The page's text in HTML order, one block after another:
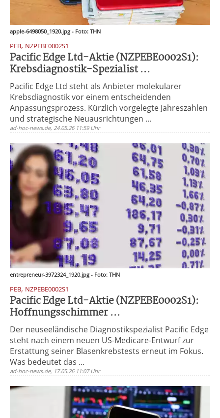
apple-6498050_1920.jpg - Foto: THN
PEB, NZPEBE0002S1
Pacific Edge Ltd-Aktie (NZPEBE0002S1):
Krebsdiagnostik-Spezialist ...
Pacific Edge Ltd steht als Anbieter molekularer
Krebsdiagnostik vor einem entscheidenden
Anpassungsprozess. Kürzlich vorgelegte Jahreszahlen
und strategische Neuausrichtungen ...
ad-hoc-news.de, 24.05.26 11:59 Uhr
entrepreneur-3972324_1920.jpg - Foto: THN
PEB, NZPEBE0002S1
Pacific Edge Ltd-Aktie (NZPEBE0002S1):
Hoffnungsschimmer ...
Der neuseeländische Diagnostikspezialist Pacific Edge
steht nach einem neuen US-Medicare-Entwurf zur
Erstattung seiner Blasenkrebstests erneut im Fokus.
Was bedeutet das ...
ad-hoc-news.de, 17.05.26 11:07 Uhr